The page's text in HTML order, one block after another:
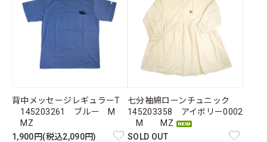
背中メッセージレギュラーT
145203261 ブルー M
MZ
1,900円(税込2,090円)
七分袖綿ローンチュニック
145203358 アイボリー0002
M MZ
SOLD OUT